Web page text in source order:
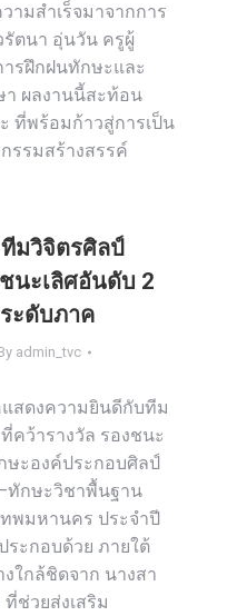
ามสำเร็จมาจากการ
รัตนา อุ่นวัน ครูผู้
รฝึกฝนทักษะและ
า ผลงานนี้สะท้อน
ที่พร้อมก้าวสู่การเป็น
รรมสร้างสรรค์
มวิจิตรศิลป์
นะเลิศอันดับ 2
ะดับภาค
admin_tvc
สดงความยินดีกับทีม
คว้ารางวัล รองชนะ
ษะองค์ประกอบศิลป์
ทักษะวิชาพื้นฐาน
พมหานคร ประจำปี
ระกอบด้วย ภายใต้
ใกล้ชิดจาก นางสา
ช่วยส่งเสริม